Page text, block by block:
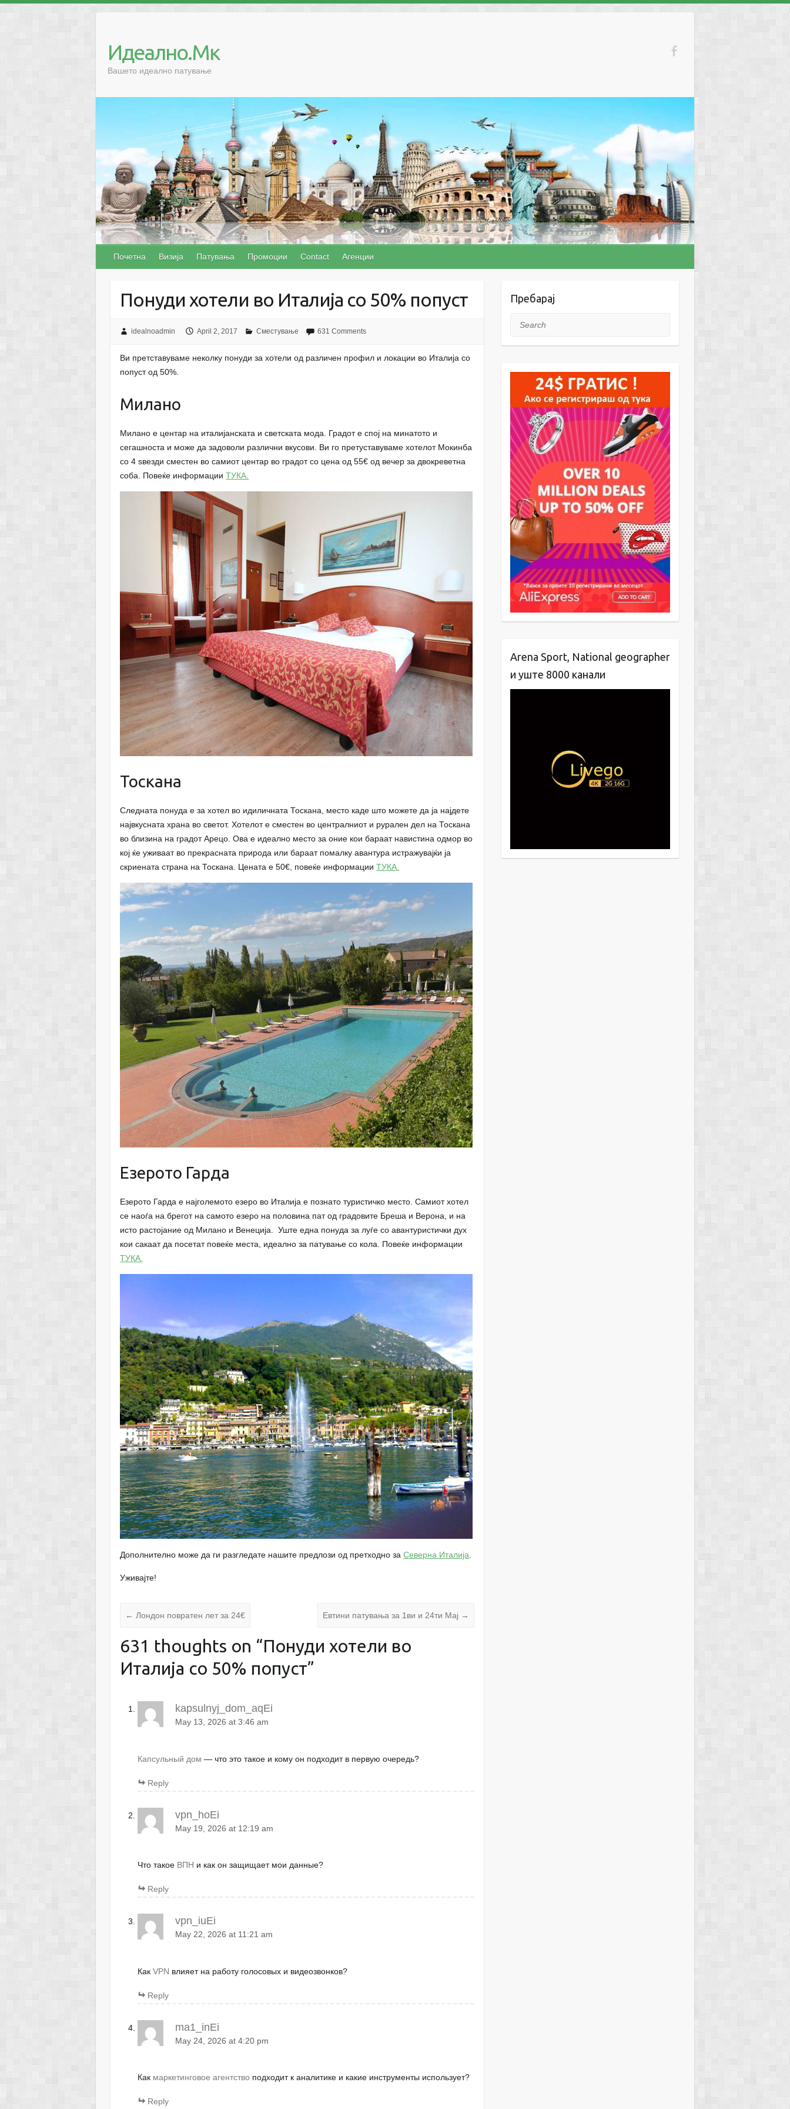
content
Идеално.Мк
Вашето идеално патување
Почетна Визија Патувања Промоции Contact Агенции
Понуди хотели во Италија со 50% попуст
idealnoadmin April 2, 2017 Сместување 631 Comments
Ви претставуваме неколку понуди за хотели од различен профил и локации во Италија со
попуст од 50%.
Милано
Милано е центар на италијанската и светската мода. Градот е спој на минатото и
сегашноста и може да задоволи различни вкусови. Ви го претуставуваме хотелот Мокинба
со 4 ѕвезди сместен во самиот центар во градот со цена од 55€ од вечер за двокреветна
соба. Повеќе информацииТУКА.
Тоскана
Следната понуда е за хотел во идиличната Тоскана, место каде што можете да ја најдете
највкусната храна во светот. Хотелот е сместен во централниот и рурален дел на Тоскана
во близина на градот Арецо. Ова е идеално место за оние кои бараат навистина одмор во
кој ќе уживаат во прекрасната природа или бараат помалку авантура истражувајќи ја
скриената страна на Тоскана. Цената е 50€, повеќе информацииТУКА.
Езерото Гарда
Езерото Гарда е најголемото езеро во Италија е познато туристичко место. Самиот хотел
се наоѓа на брегот на самото езеро на половина пат од градовите Бреша и Верона, и на
исто растојание од Милано и Венеција. Уште една понуда за луѓе со авантуристички дух
кои сакаат да посетат повеќе места, идеално за патување со кола. Повеќе информации
ТУКА.
Дополнително може да ги разгледате нашите предлози од претходно заСеверна Италија
Уживајте!
← Лондон повратен лет за 24€ Евтини патувања за 1ви и 24ти Мај →
631 thoughts on “Понуди хотели во
Италија со 50% попуст”
kapsulnyj_dom_aqEi
May 13, 2026 at 3:46 am
Капсульный дом — что это такое и кому он подходит в первую очередь?
Reply
vpn_hoEi
May 19, 2026 at 12:19 am
Что такое ВПН и как он защищает мои данные?
Reply
vpn_iuEi
May 22, 2026 at 11:21 am
КакVPN влияет на работу голосовых и видеозвонков?
Reply
ma1_inEi
May 24, 2026 at 4:20 pm
Как маркетинговое агентство подходит к аналитике и какие инструменты использует?
Reply
Пребарај
Search
Arena Sport, National geographer
и уште 8000 канали